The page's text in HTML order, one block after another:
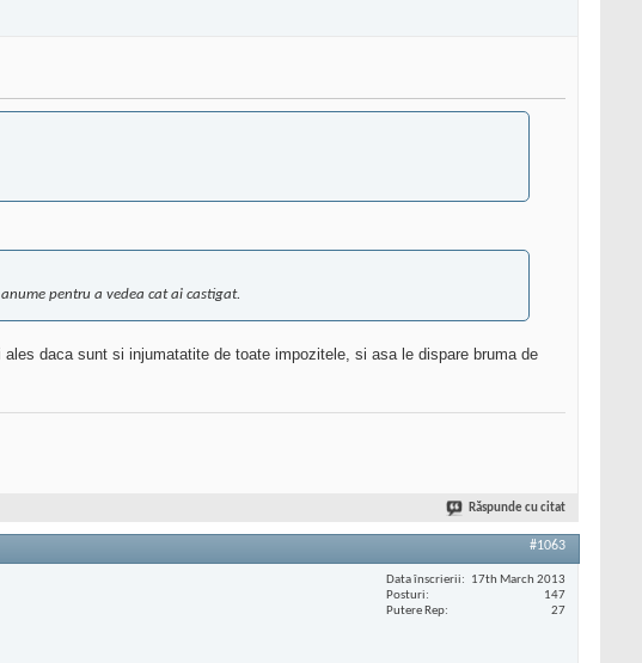
pentru a vedea cat ai castigat.
daca sunt si injumatatite de toate impozitele, si asa le dispare bruma de
Răspunde cu citat
#1063
Data înscrierii
17th March 2013
Posturi
147
Putere Rep
27